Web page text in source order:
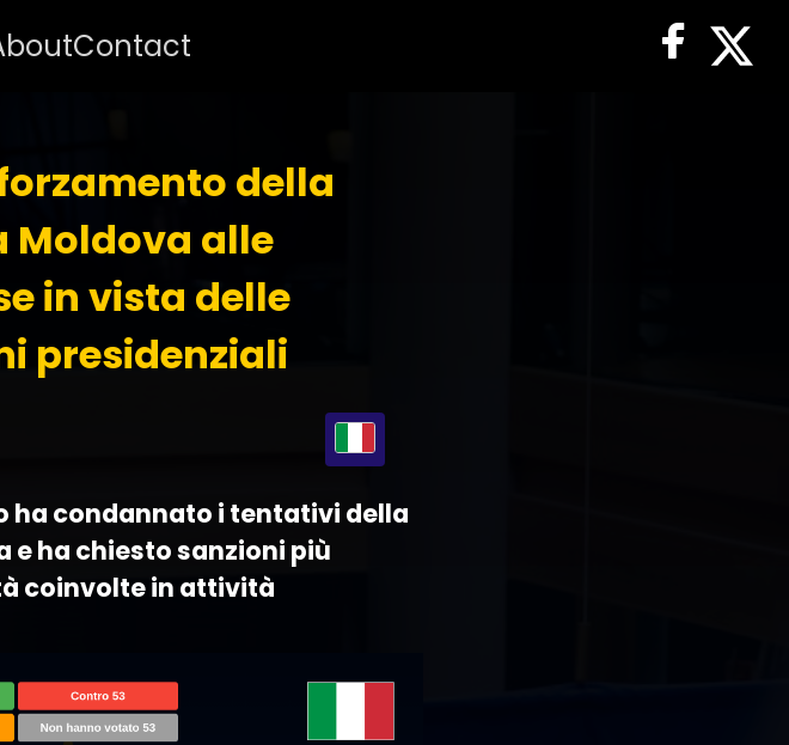
Contact
della
Moldova alle
in vista delle
presidenziali
ha condannato i tentativi della
e ha chiesto sanzioni più
coinvolte in attività